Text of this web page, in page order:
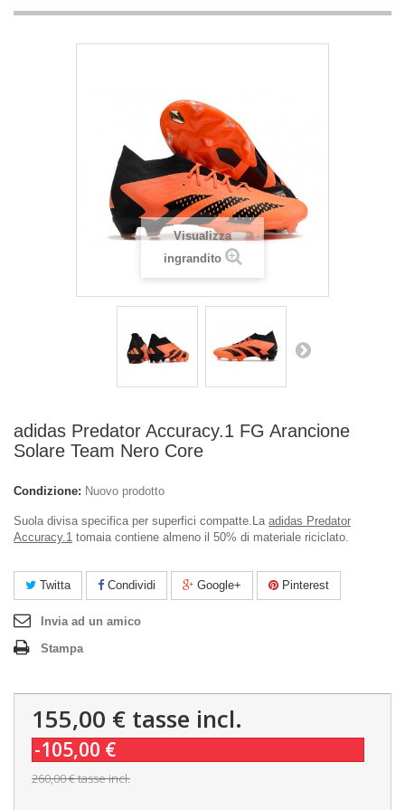
Visualizza
ingrandito
adidas Predator Accuracy.1 FG Arancione
Solare Team Nero Core
Condizione: Nuovo prodotto
Suola divisa specifica per superfici compatte.La adidas Predator
Accuracy.1 tomaia contiene almeno il 50% di materiale riciclato.
Twitta Condividi Google+ Pinterest
Invia ad un amico
Stampa
155,00 € tasse incl.
-105,00 €
260,00 €tasse incl.